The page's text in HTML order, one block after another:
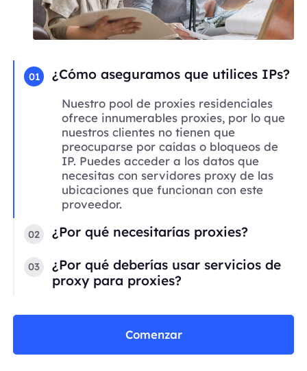
01 ¿Cómo aseguramos que utilices IPs?
Nuestro pool de proxies residenciales
ofrece innumerables proxies, por lo que
nuestros clientes no tienen que
preocuparse por caídas o bloqueos de
IP. Puedes acceder a los datos que
necesitas con servidores proxy de las
ubicaciones que funcionan con este
proveedor.
02 ¿Por qué necesitarías proxies?
03
¿Por qué deberías usar servicios de
proxy para proxies?
Comenzar